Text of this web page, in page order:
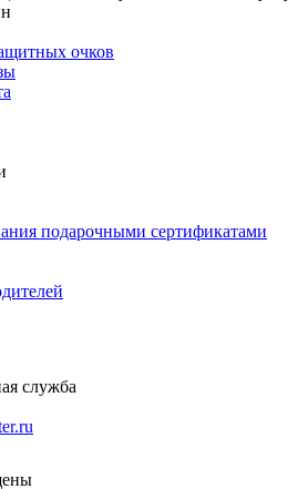
очков
подарочными сертификатами
служба